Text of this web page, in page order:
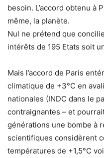
besoin. L’accord obtenu à
même, la planète.
Nul ne prétend que
intérêts de 195 Etats soit
Mais l’accord de Paris
climatique de +3°C en
nationales (INDC dans le
contraignantes – et
générations une bombe à
scientifiques considèrent
températures de +1,5°C